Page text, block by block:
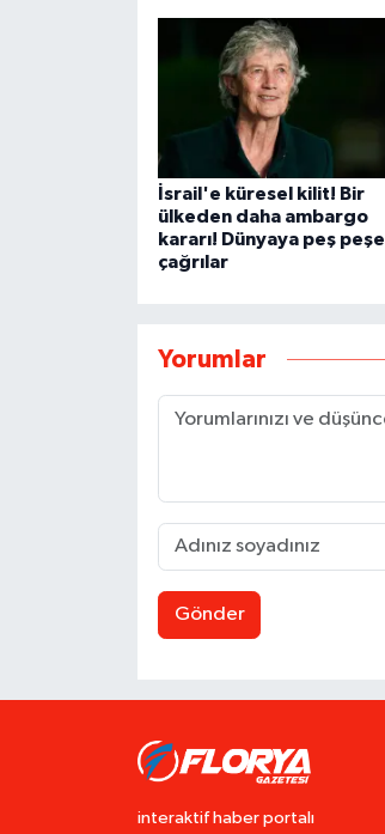
İsrail'e küresel kilit! Bir
ülkeden daha ambargo
kararı! Dünyaya peş peşe
çağrılar
Yorumlar
Gönder
interaktif haber portalı